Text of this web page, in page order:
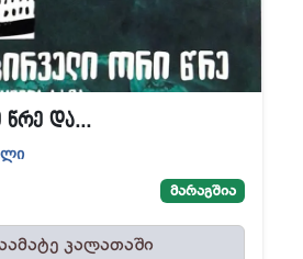
და...
მარაგშია
კალათაში